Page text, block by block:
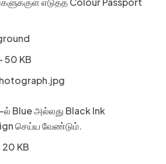
50 KB
Blue அல்லது Black Ink
செய்ய வேண்டும்.
20 KB